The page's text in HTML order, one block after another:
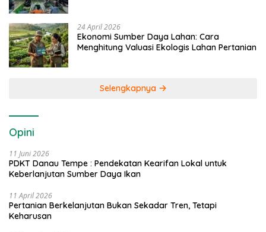
24 April 2026
Ekonomi Sumber Daya Lahan: Cara
Menghitung Valuasi Ekologis Lahan Pertanian
Selengkapnya
Opini
11 Juni 2026
PDKT Danau Tempe : Pendekatan Kearifan Lokal untuk
Keberlanjutan Sumber Daya Ikan
11 April 2026
Pertanian Berkelanjutan Bukan Sekadar Tren, Tetapi
Keharusan